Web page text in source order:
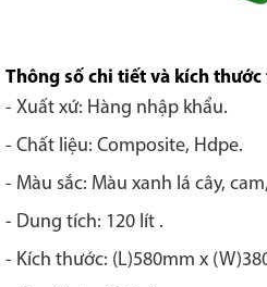
Thông số chi tiết và kích
- Xuất xứ: Hàng nhập khẩu.
- Chất liệu: Composite, Hdpe.
- Màu sắc: Màu xanh lá cây,
- Dung tích: 120 lít .
- Kích thước: (L)580mm x